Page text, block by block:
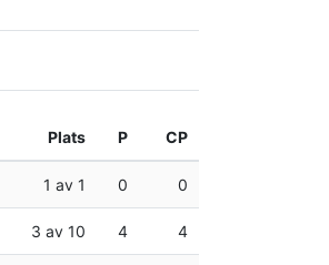
Plats P CP
1 av 1 0 0
3 av 10 4 4